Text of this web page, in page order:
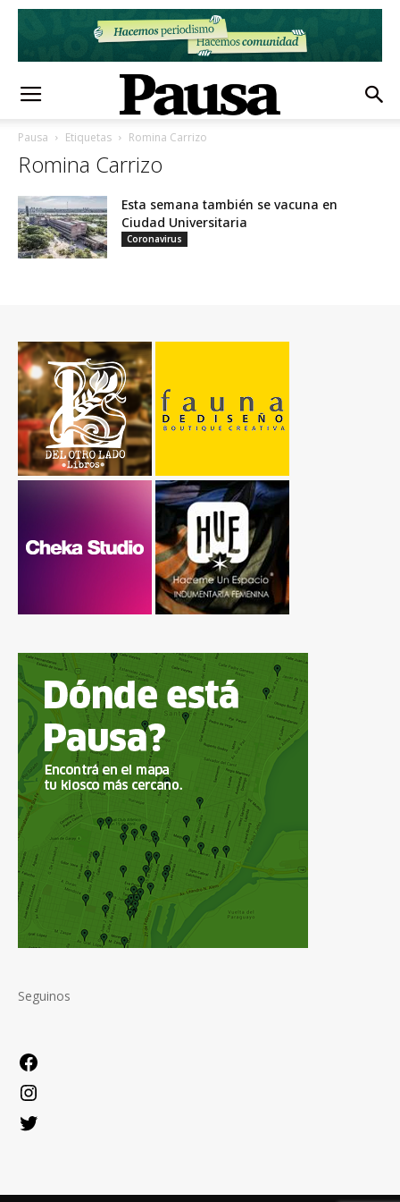
Pausa Etiquetas Romina Carrizo
Romina Carrizo
Esta semana también se vacuna en
Ciudad Universitaria
Coronavirus
Seguinos